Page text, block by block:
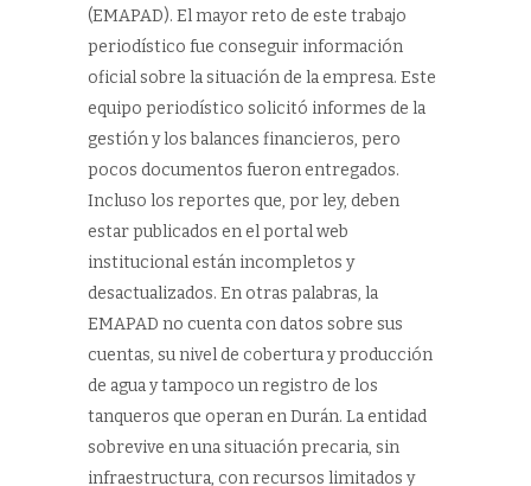
(EMAPAD). El mayor reto de este trabajo
periodístico fue conseguir información
oficial sobre la situación de la empresa. Este
equipo periodístico solicitó informes de la
gestión y los balances financieros, pero
pocos documentos fueron entregados.
Incluso los reportes que, por ley, deben
estar publicados en el portal web
institucional están incompletos y
desactualizados. En otras palabras, la
EMAPAD no cuenta con datos sobre sus
cuentas, su nivel de cobertura y producción
de agua y tampoco un registro de los
tanqueros que operan en Durán. La entidad
sobrevive en una situación precaria, sin
infraestructura, con recursos limitados y